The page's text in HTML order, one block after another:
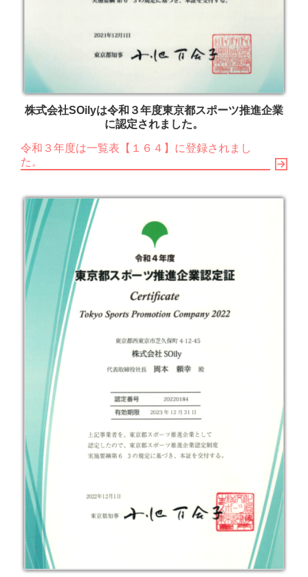
株式会社SOilyは令和３年度東京都スポーツ推進企業
に認定されました。
令和３年度は一覧表【１６４】に登録されまし
た。